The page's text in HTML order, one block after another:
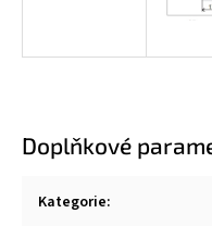
Doplňkové
Kategorie: